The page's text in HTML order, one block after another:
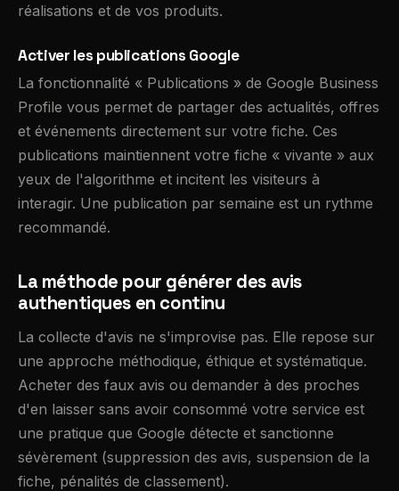
réalisations et de vos produits.
Activer les publications Google
La fonctionnalité « Publications » de Google Business
Profile vous permet de partager des actualités, offres
et événements directement sur votre fiche. Ces
publications maintiennent votre fiche « vivante » aux
yeux de l'algorithme et incitent les visiteurs à
interagir. Une publication par semaine est un rythme
recommandé.
La méthode pour générer des avis
authentiques en continu
La collecte d'avis ne s'improvise pas. Elle repose sur
une approche méthodique, éthique et systématique.
Acheter des faux avis ou demander à des proches
d'en laisser sans avoir consommé votre service est
une pratique que Google détecte et sanctionne
sévèrement (suppression des avis, suspension de la
fiche, pénalités de classement).